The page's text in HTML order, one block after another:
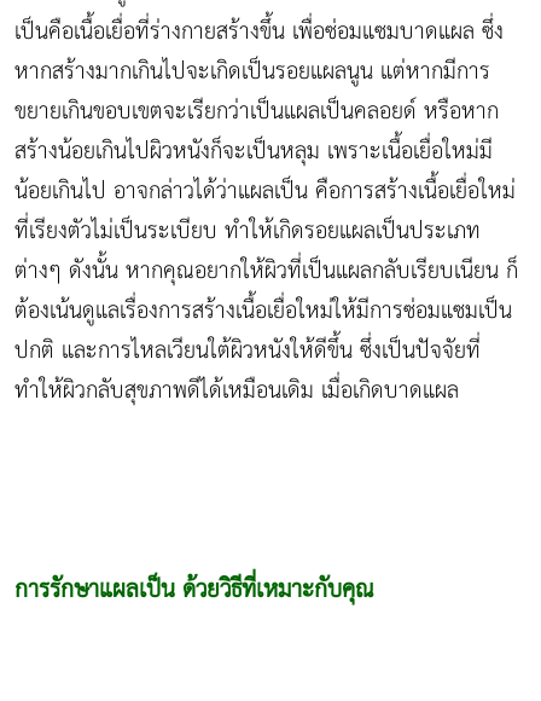
เป็นคือเนื้อเยื่อที่ร่างกายสร้างขึ้น เพื่อซ่อมแซมบาดแผล ซึ่ง
หากสร้างมากเกินไปจะเกิดเป็นรอยแผลนูน แต่หากมีการ
ขยายเกินขอบเขตจะเรียกว่าเป็นแผลเป็นคลอยด์ หรือหาก
สร้างน้อยเกินไปผิวหนังก็จะเป็นหลุม เพราะเนื้อเยื่อใหม่มี
น้อยเกินไป อาจกล่าวได้ว่าแผลเป็น คือการสร้างเนื้อเยื่อใหม่
ที่เรียงตัวไม่เป็นระเบียบ ทำให้เกิดรอยแผลเป็นประเภท
ต่างๆ ดังนั้น หากคุณอยากให้ผิวที่เป็นแผลกลับเรียบเนียน ก็
ต้องเน้นดูแลเรื่องการสร้างเนื้อเยื่อใหม่ให้มีการซ่อมแซมเป็น
ปกติ และการไหลเวียนใต้ผิวหนังให้ดีขึ้น ซึ่งเป็นปัจจัยที่
ทำให้ผิวกลับสุขภาพดีได้เหมือนเดิม เมื่อเกิดบาดแผล
การรักษาแผลเป็น ด้วยวิธีที่เหมาะกับคุณ